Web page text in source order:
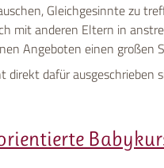
Gleichgesinnte zu
mit anderen Eltern in
Angeboten einen großen
dafür ausgeschrieben